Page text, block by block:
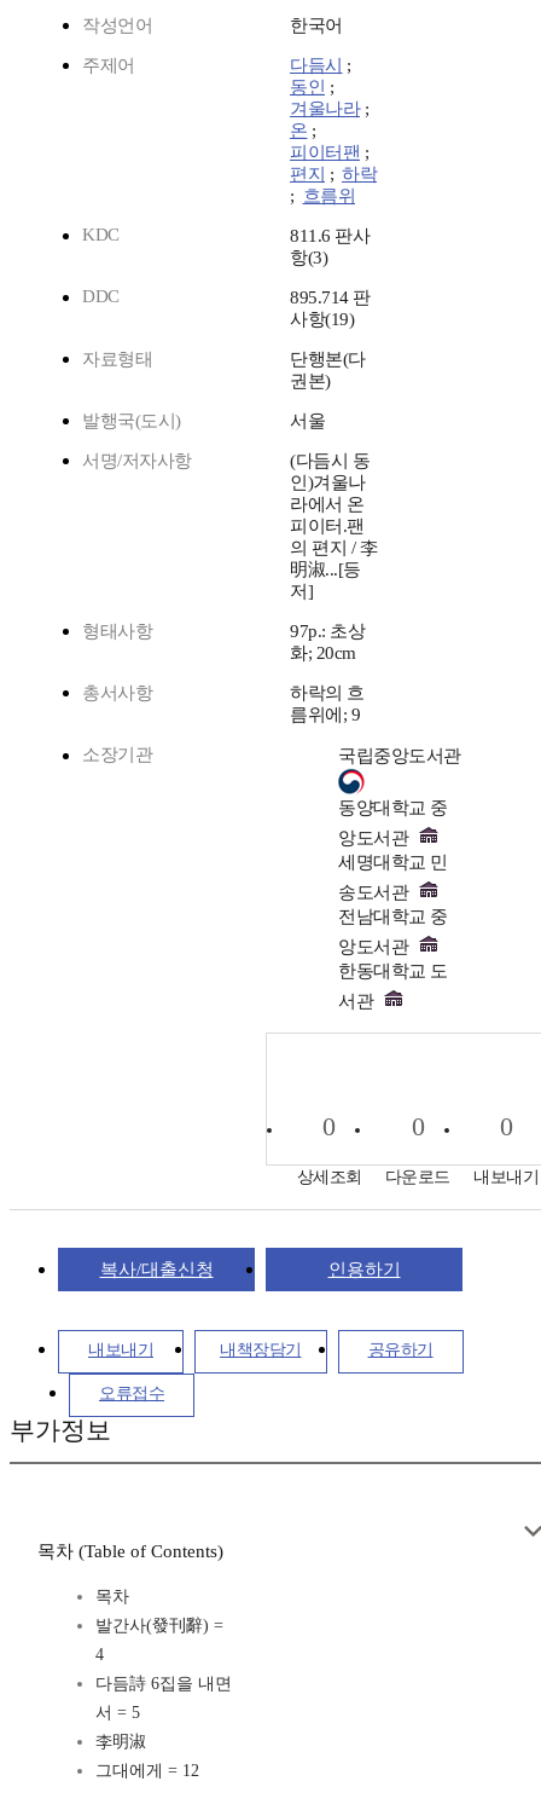
작성언어 한국어
주제어 다듬시
;
동인 ;
겨울나라;
온 ;
피이터팬 ;
편지 ; 하락
; 흐름위
KDC
811.6 판사
항(3)
DDC
895.714 판
사항(19)
자료형태
단행본(다
권본)
발행국(도시) 서울
서명/저자사항
(다듬시 동
인)겨울나
라에서 온
피이터.팬
의 편지 / 李
明淑...[등
저]
형태사항
97p.: 초상
화; 20cm
총서사항
하락의 흐
름위에; 9
소장기관 국립중앙도서관
동양대학교 중
앙도서관
세명대학교 민
송도서관
전남대학교 중
앙도서관
한동대학교 도
서관
0
상세조회
0
다운로드
0
내보내기
복사/대출신청 인용하기
내보내기 내책장담기 공유하기
오류접수
부가정보
목차 (Table of Contents)
목차
발간사(發刊辭) =
4
다듬詩 6집을 내면
서 = 5
李明淑
그대에게 = 12